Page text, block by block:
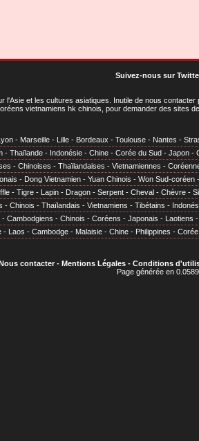
Suivez-nous sur
l'Asie et les cultures asiatiques . Inutile de nous
vietnamiens hk chinois, pour demander des sites
- Marseille - Lille - Bordeaux - Toulouse - Nantes -
- Thaïlande - Indonésie - Chine - Corée du Sud - Japon -
- Chinoises - Thaïlandaises - Vietnamiennes -
- Dong Vietnamien - Yuan Chinois - Won Sud-coréen
- Tigre - Lapin - Dragon - Serpent - Cheval - Chèvre -
- Chinois - Thaïlandais - Vietnamiens - Tibétains -
- Cambodgiens - Chinois - Coréens - Japonais - Laotiens
- Laos - Cambodge - Malaisie - Chine - Philippines - Corée
contacter- Mentions Légales- Conditions
Page générée en